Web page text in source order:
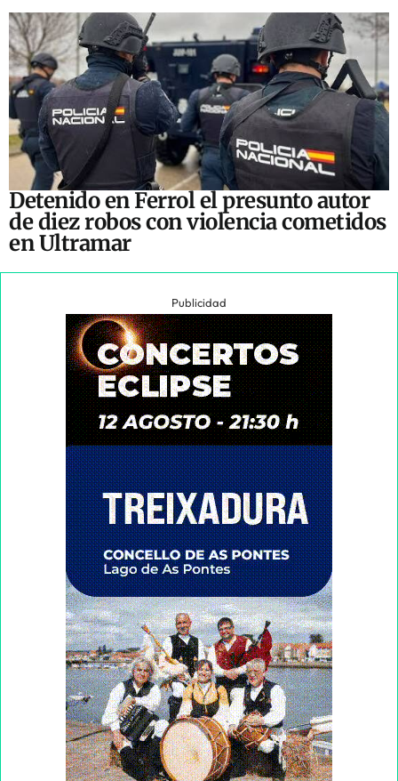
Detenido en Ferrol el presunto autor
de diez robos con violencia cometidos
en Ultramar
Publicidad